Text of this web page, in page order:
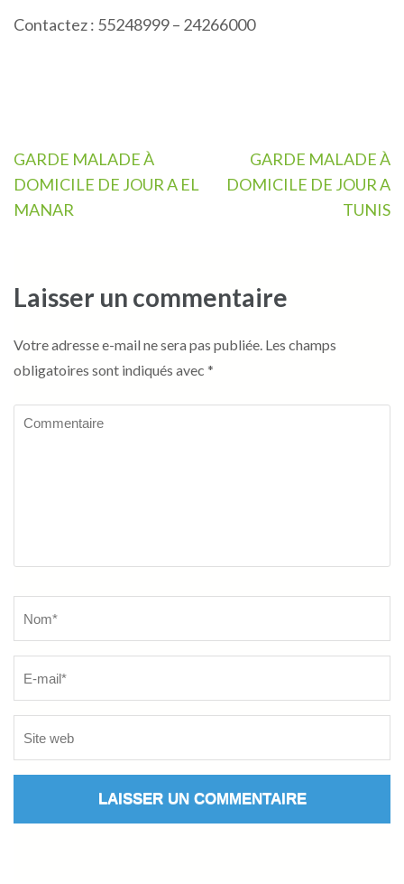
Contactez : 55248999 – 24266000
Navigation
de
l’article
GARDE MALADE À
DOMICILE DE JOUR A EL
MANAR
GARDE MALADE À
DOMICILE DE JOUR A
TUNIS
Laisser un commentaire
Votre adresse e-mail ne sera pas publiée. Les champs
obligatoires sont indiqués avec *
Commentaire